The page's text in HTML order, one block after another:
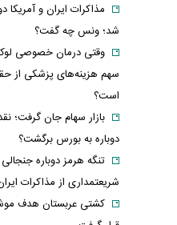
مذاکرات ایران و آمریکا
شد؛ ونس چه گفت؟
وقتی درمان خصوصی
سهم هزینه‌های پزشکی از
است؟
بازار سهام جان گرفت؛
دوباره به بورس برگشت؟
تنگه هرمز دوباره
شریعتمداری از مذاکرات
کشتی عربستان هدف